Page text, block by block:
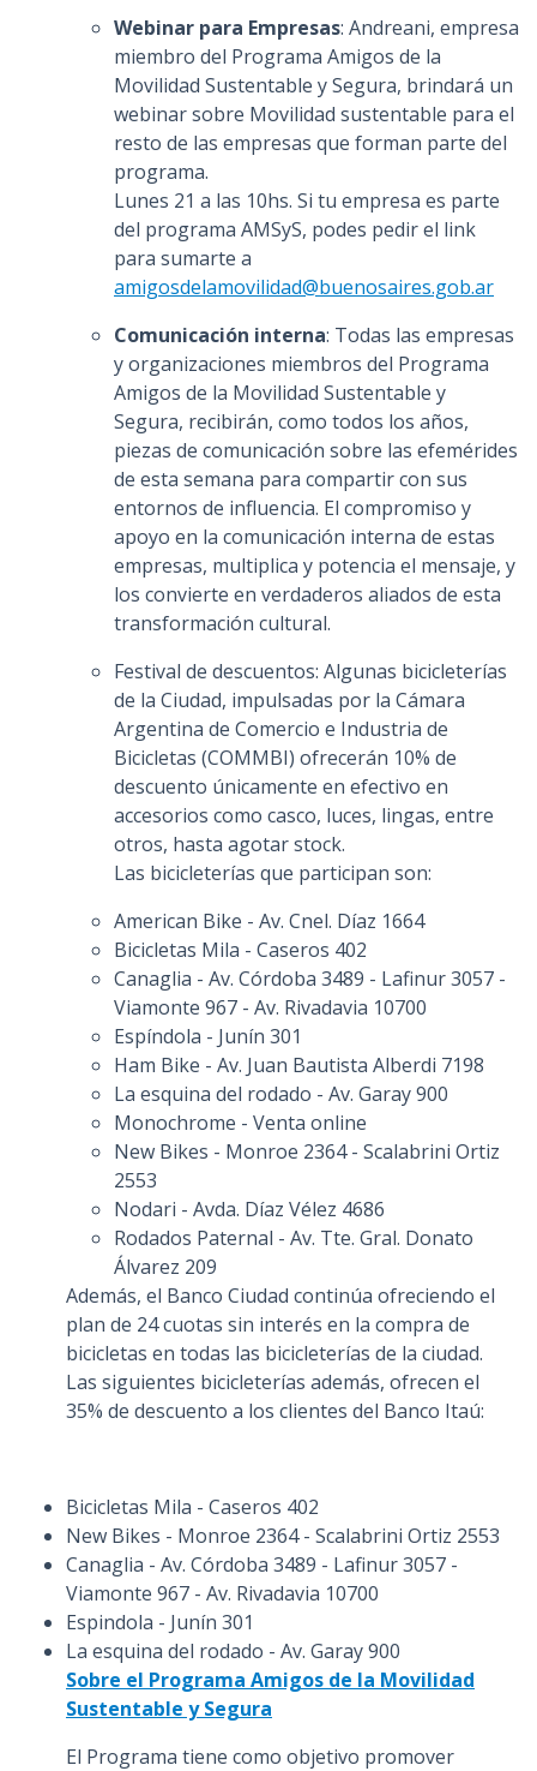
Webinar para Empresas: Andreani, empresa
miembro del Programa Amigos de la
Movilidad Sustentable y Segura, brindará un
webinar sobre Movilidad sustentable para el
resto de las empresas que forman parte del
programa.
Lunes 21 a las 10hs. Si tu empresa es parte
del programa AMSyS, podes pedir el link
para sumarte a
amigosdelamovilidad@buenosaires.gob.ar
Comunicación interna: Todas las empresas
y organizaciones miembros del Programa
Amigos de la Movilidad Sustentable y
Segura, recibirán, como todos los años,
piezas de comunicación sobre las efemérides
de esta semana para compartir con sus
entornos de influencia. El compromiso y
apoyo en la comunicación interna de estas
empresas, multiplica y potencia el mensaje, y
los convierte en verdaderos aliados de esta
transformación cultural.
Festival de descuentos: Algunas bicicleterías
de la Ciudad, impulsadas por la Cámara
Argentina de Comercio e Industria de
Bicicletas (COMMBI) ofrecerán 10% de
descuento únicamente en efectivo en
accesorios como casco, luces, lingas, entre
otros, hasta agotar stock.
Las bicicleterías que participan son:
American Bike - Av. Cnel. Díaz 1664
Bicicletas Mila - Caseros 402
Canaglia - Av. Córdoba 3489 - Lafinur 3057 -
Viamonte 967 - Av. Rivadavia 10700
Espíndola - Junín 301
Ham Bike - Av. Juan Bautista Alberdi 7198
La esquina del rodado - Av. Garay 900
Monochrome - Venta online
New Bikes - Monroe 2364 - Scalabrini Ortiz
2553
Nodari - Avda. Díaz Vélez 4686
Rodados Paternal - Av. Tte. Gral. Donato
Álvarez 209
Además, el Banco Ciudad continúa ofreciendo el
plan de 24 cuotas sin interés en la compra de
bicicletas en todas las bicicleterías de la ciudad.
Las siguientes bicicleterías además, ofrecen el
35% de descuento a los clientes del Banco Itaú:
Bicicletas Mila - Caseros 402
New Bikes - Monroe 2364 - Scalabrini Ortiz 2553
Canaglia - Av. Córdoba 3489 - Lafinur 3057 -
Viamonte 967 - Av. Rivadavia 10700
Espindola - Junín 301
La esquina del rodado - Av. Garay 900
Sobre el Programa Amigos de la Movilidad
Sustentable y Segura
El Programa tiene como objetivo promover